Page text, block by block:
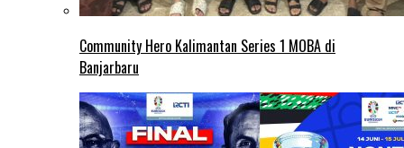
Community Hero Kalimantan Series 1 MOBA di
Banjarbaru